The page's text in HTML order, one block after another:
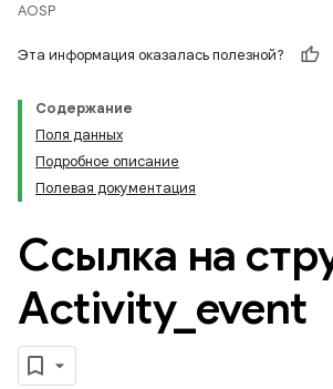
AOSP
Эта информация оказалась полезной?
Содержание
Поля данных
Подробное описание
Полевая документация
Ссылка на
Activity_ event